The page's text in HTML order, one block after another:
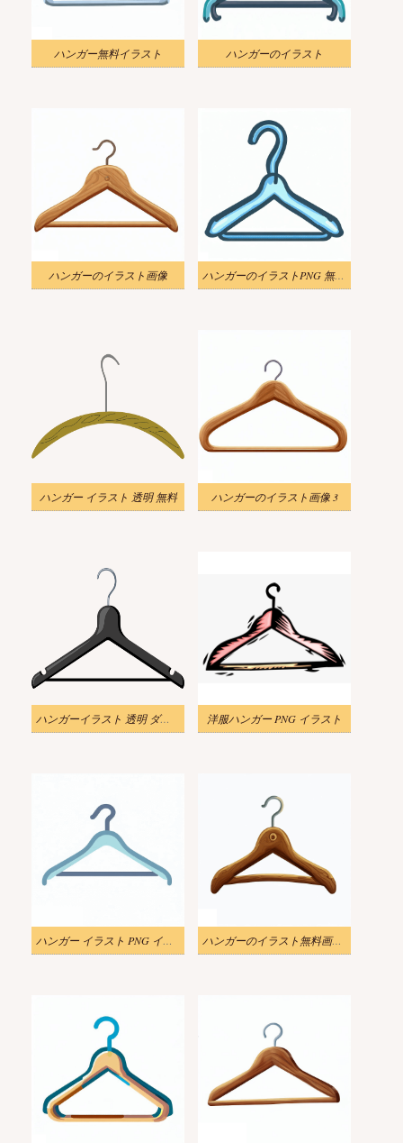
ハンガー無料イラスト ハンガーのイラスト
ハンガーのイラスト画像 ハンガーのイラストPNG 無料 2
ハンガー イラスト 透明 無料 ハンガーのイラスト画像 3
ハンガーイラスト 透明 ダウンロード 洋服ハンガー PNG イラスト
ハンガー イラスト PNG イメージ ハンガーのイラスト無料画像 2